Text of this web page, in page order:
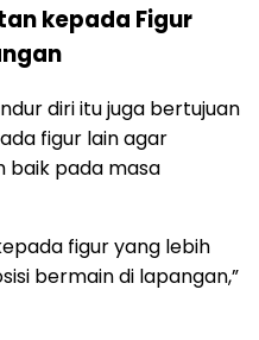
kepada Figur
diri itu juga bertujuan
figur lain agar
baik pada masa
figur yang lebih
bermain di lapangan,”